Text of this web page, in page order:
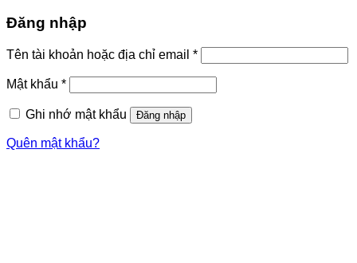
Đăng nhập
Tên tài khoản hoặc địa chỉ email *
Mật khẩu *
Ghi nhớ mật khẩu Đăng nhập
Quên mật khẩu?